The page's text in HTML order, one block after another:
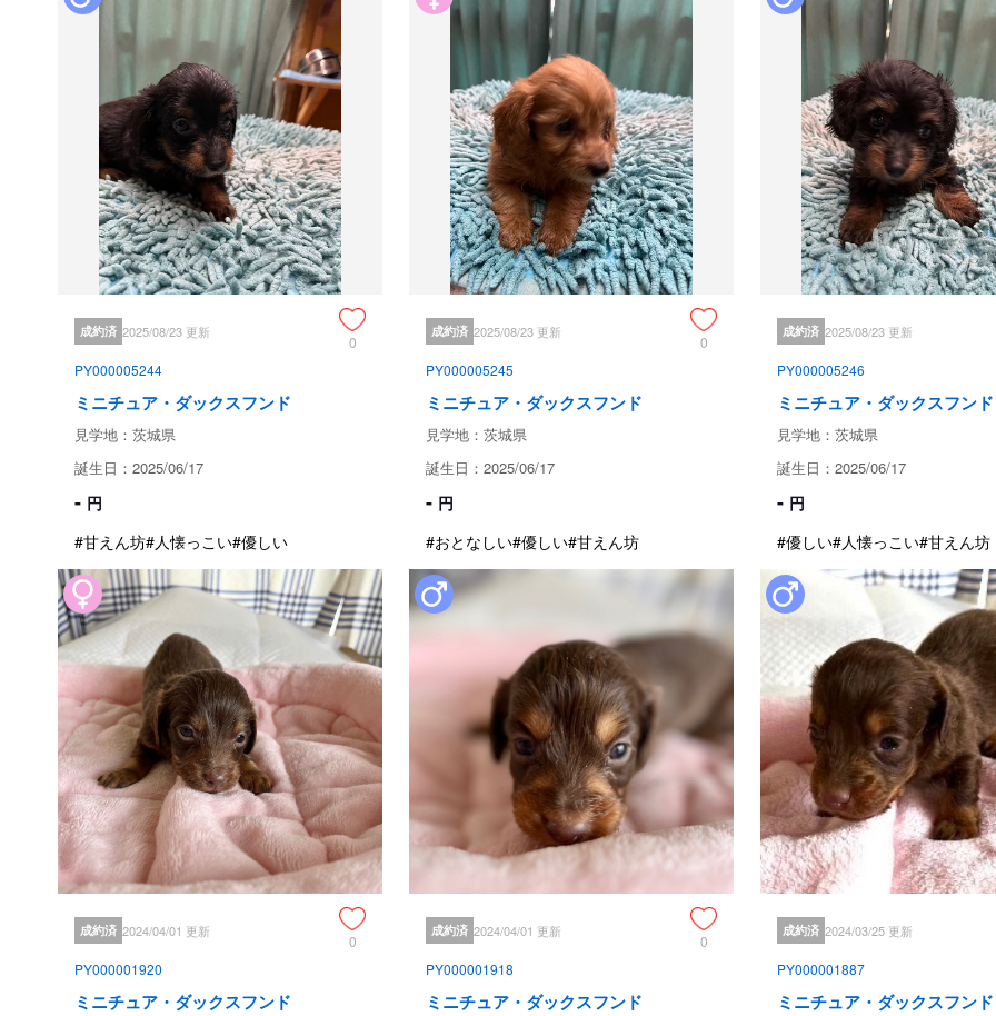
ブリーダーからの紹介文
2/5生まれ5人兄弟の男の子です。
まだよちよち歩きでご飯もこれか
元気いっぱい健やかに成長して
生まれた時から愛情いっぱい、
生涯責任を持って、大切にたく
※パパ犬さん・ママ犬さん、遺伝
《ご見学に関して》
ご見学ご希望の方は事前にご連
ご見学やその他子犬ちゃんに関
《お引渡しに関して》
予防、マダニと消化管内寄生虫
ております。
に含まれております。
成約済の
保証とサポート
生体保証内容
当店では、ご購入代金に生体保証
・譲渡日15日以内に当該保証対
全額当店負担で同等・同犬種の
・譲渡日30日以内に当該保証対
販売価格の２分の１のご負担で
その際は必ず獣医師2名の診断書
本生体死亡保証は、先天性疾患
と判断され
それを起因として発症したこと
成約済 2025/08/23 更新
0
PY000005244
ミニチュア・ダックスフンド
見学地：茨城県
誕生日：2025/06/17
- 円
#甘えん坊#人懐っこい#優しい
成約済 2025/08/23 更新
0
PY000005245
ミニチュア・ダックスフンド
見学地：茨城県
誕生日：2025/06/17
- 円
#おとなしい#優しい#甘えん坊
成約済 2025/08/23 更新
PY000005246
ミニチュア・ダックスフンド
見学地：茨城県
誕生日：2025/06/17
- 円
#優しい#人懐っこい#甘えん坊
成約済 2024/04/01 更新
0
PY000001920
ミニチュア・ダックスフンド
成約済 2024/04/01 更新
0
PY000001918
ミニチュア・ダックスフンド
成約済 2024/03/25 更新
PY000001887
ミニチュア・ダックスフンド